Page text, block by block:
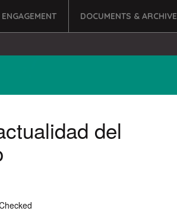
DOCUMENTS & ARCHIVE
del